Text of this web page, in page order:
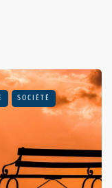
SOCIÉTÉ